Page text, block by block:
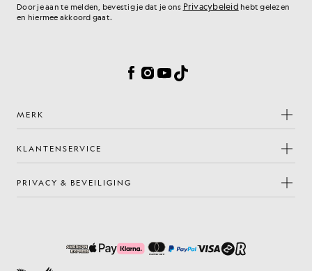
Door je aan te melden, bevestig je dat je ons Privacybeleid hebt gelezen
en hiermee akkoord gaat.
Facebook
Instagram
YouTube
TikTok
MERK
KLANTENSERVICE
PRIVACY & BEVEILIGING